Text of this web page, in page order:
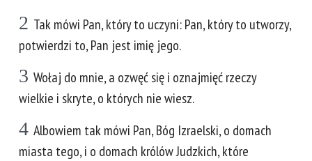
2 Tak mówi Pan, który to uczyni: Pan, który to utworzy,
potwierdzi to, Pan jest imię jego.
3 Wołaj do mnie, a ozwęć się i oznajmięć rzeczy
wielkie i skryte, o których nie wiesz.
4 Albowiem tak mówi Pan, Bóg Izraelski, o domach
miasta tego, i o domach królów Judzkich, które